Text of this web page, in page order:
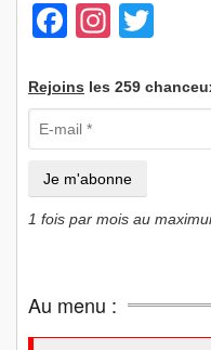
Facebook
Rejoins les 259
1 fois par mois au
Au menu :